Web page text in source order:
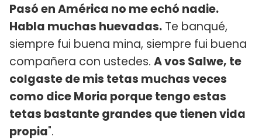
Pasó en América no me echó nadie.
Habla muchas huevadas. Te banqué,
siempre fui buena mina, siempre fui buena
compañera con ustedes. A vos Salwe, te
colgaste de mis tetas muchas veces
como dice Moria porque tengo estas
tetas bastante grandes que tienen vida
propia".